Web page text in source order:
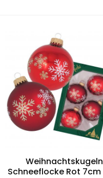
Weihnachtskugeln
Schneeflocke Rot 7cm